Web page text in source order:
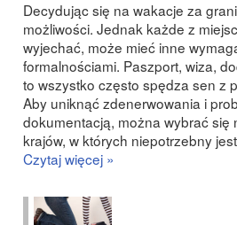
Decydując się na wakacje za
możliwości. Jednak każde z
wyjechać, może mieć inne
formalnościami. Paszport, wiza,
to wszystko często spędza sen z
Aby uniknąć zdenerwowania i
dokumentacją, można wybrać się
krajów, w których niepotrzebny
Czytaj więcej »